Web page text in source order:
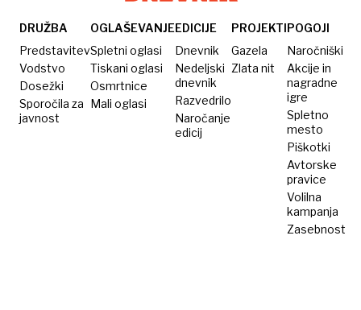
novo
leto?
DRUŽBA
Predstavitev
Vodstvo
Dosežki
Sporočila za
javnost
OGLAŠEVANJE
Spletni oglasi
Tiskani oglasi
Osmrtnice
Mali oglasi
EDICIJE
Dnevnik
Nedeljski
dnevnik
Razvedrilo
Naročanje
edicij
PROJEKTI
Gazela
Zlata nit
POGOJI
Naročniški
Akcije in
nagradne
igre
Spletno
mesto
Piškotki
Avtorske
pravice
Volilna
kampanja
Zasebnost